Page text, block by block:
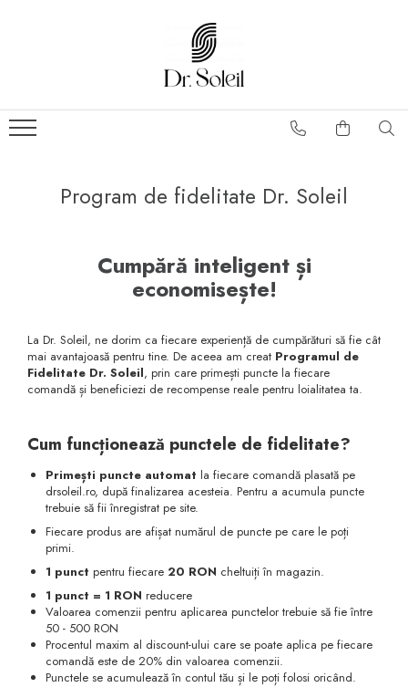
Program de fidelitate Dr. Soleil
Cumpără inteligent și
economisește!
La Dr. Soleil, ne dorim ca fiecare experiență de cumpărături să fie cât
mai avantajoasă pentru tine. De aceea am creat Programul de
Fidelitate Dr. Soleil, prin care primești puncte la fiecare
comandă și beneficiezi de recompense reale pentru loialitatea ta.
Cum funcționează punctele de fidelitate?
Primești puncte automat la fiecare comandă plasată pe
drsoleil.ro, după finalizarea acesteia. Pentru a acumula puncte
trebuie să fii înregistrat pe site.
Fiecare produs are afișat numărul de puncte pe care le poți
primi.
1 punct pentru fiecare 20 RON cheltuiți în magazin.
1 punct = 1 RON reducere
Valoarea comenzii pentru aplicarea punctelor trebuie să fie între
50 - 500 RON
Procentul maxim al discount-ului care se poate aplica pe fiecare
comandă este de 20% din valoarea comenzii.
Punctele se acumulează în contul tău și le poți folosi oricând.